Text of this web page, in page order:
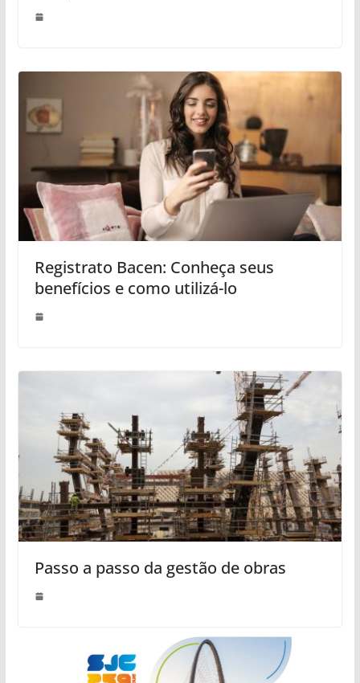
Registrato Bacen: Conheça seus
benefícios e como utilizá-lo
Passo a passo da gestão de obras